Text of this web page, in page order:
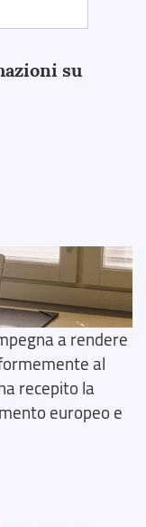
su
a rendere
al
recepito la
europeo e